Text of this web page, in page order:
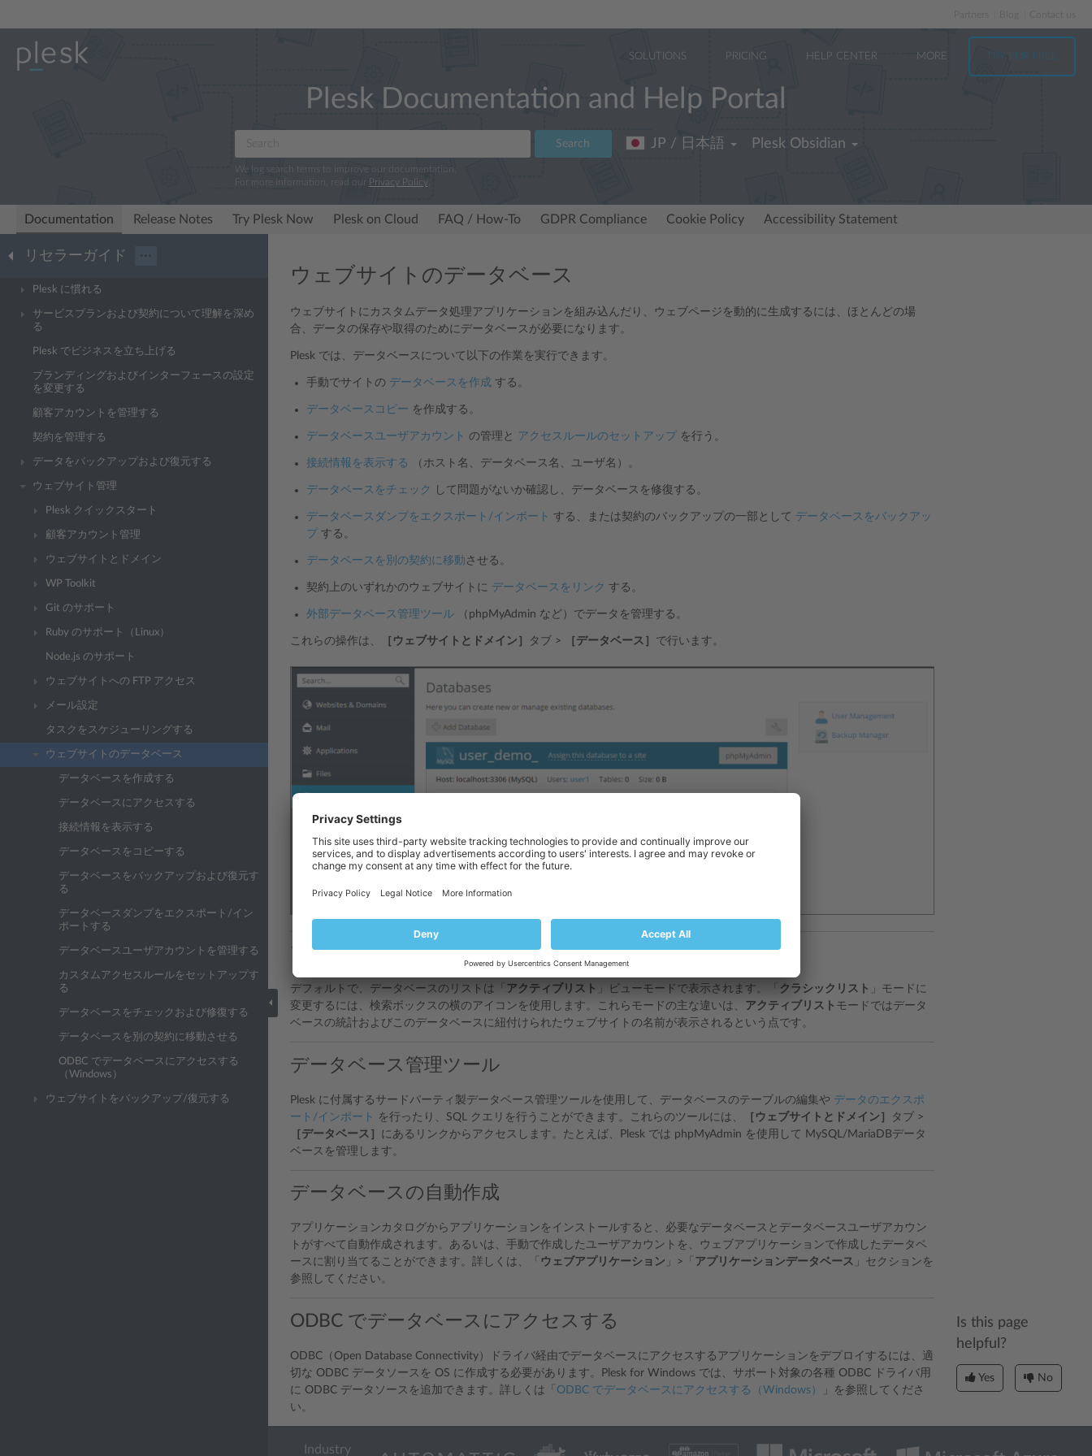
Partners
SOLUTIONS PRICING HELP CENTER MORE TRY FOR FREE
Plesk Documentation and Help Portal
Search
We log search terms to improve our documentation.
For more information, read our Privacy Policy.
JP / 日本語 Plesk Obsidian
Documentation Release Notes Try Plesk Now Plesk on Cloud FAQ / How-To GDPR Compliance Cookie Policy Accessibility Statement
リセラーガイド ···
Plesk に慣れる
サービスプランおよび契約について理解を深め
る
Plesk でビジネスを立ち上げる
ブランディングおよびインターフェースの設定
を変更する
顧客アカウントを管理する
契約を管理する
データをバックアップおよび復元する
ウェブサイト管理
Plesk クイックスタート
顧客アカウント管理
ウェブサイトとドメイン
WP Toolkit
Git のサポート
Ruby のサポート（Linux）
Node.js のサポート
ウェブサイトへの FTP アクセス
メール設定
タスクをスケジューリングする
ウェブサイトのデータベース
データベースを作成する
データベースにアクセスする
接続情報を表示する
データベースをコピーする
データベースをバックアップおよび復元す
る
データベースダンプをエクスポート/イン
ポートする
データベースユーザアカウントを管理する
カスタムアクセスルールをセットアップす
る
データベースをチェックおよび修復する
データベースを別の契約に移動させる
ODBC でデータベースにアクセスする
（Windows）
ウェブサイトをバックアップ/復元する
ウェブサイトのデータベース
ウェブサイトにカスタムデータ処理アプリケーションを組み込んだり、ウェブページを動的に生成するには、ほとんどの場
合、データの保存や取得のためにデータベースが必要になります。
Plesk では、データベースについて以下の作業を実行できます。
手動でサイトの データベースを作成 する。
データベースコピー を作成する。
データベースユーザアカウント の管理と アクセスルールのセットアップ を行う。
接続情報を表示する （ホスト名、データベース名、ユーザ名）。
データベースをチェック して問題がないか確認し、データベースを修復する。
データベースダンプをエクスポート/インポート する、または契約のバックアップの一部として データベースをバックアッ
プ する。
データベースを別の契約に移動 させる。
契約上のいずれかのウェブサイトに データベースをリンク する。
外部データベース管理ツール （phpMyAdmin など）でデータを管理する。
これらの操作は、 ［ウェブサイトとドメイン］ タブ > ［データベース］ で行います。
アクティブリストとクラシックリスト
デフォルトで、データベースのリストは「 アクティブリスト 」ビューモードで表示されます。「 クラシックリスト 」モードに
変更するには、検索ボックスの横のアイコンを使用します。これらモードの主な違いは、 アクティブリスト モードではデータ
ベースの統計およびこのデータベースに紐付けられたウェブサイトの名前が表示されるという点です。
データベース管理ツール
Plesk に付属するサードパーティ製データベース管理ツールを使用して、データベースのテーブルの編集や データのエクスポ
ート/インポート
を行ったり、SQL クエリを行うことができます。これらのツールには、 ［ウェブサイトとドメイン］
タブ >
［データベース］ にあるリンクからアクセスします。たとえば、Plesk では phpMyAdmin を使用して MySQL/MariaDBデータ
ベースを管理します。
データベースの自動作成
アプリケーションカタログからアプリケーションをインストールすると、必要なデータベースとデータベースユーザアカウン
トがすべて自動作成されます。あるいは、手動で作成したユーザアカウントを、ウェブアプリケーションで作成したデータベ
ースに割り当てることができます。詳しくは、「 ウェブアプリケーション 」>「 アプリケーションデータベース 」セクションを
参照してください。
ODBC でデータベースにアクセスする
ODBC（Open Database Connectivity）ドライバ経由でデータベースにアクセスするアプリケーションをデプロイするには、適
切な ODBC データソースを OS に作成する必要があります。Plesk for Windows では、サポート対象の各種 ODBC ドライバ用
に ODBC データソースを追加できます。詳しくは「 ODBC でデータベースにアクセスする（Windows）
」を参照してくださ
い。
Is this page
helpful?
Yes No
Industry